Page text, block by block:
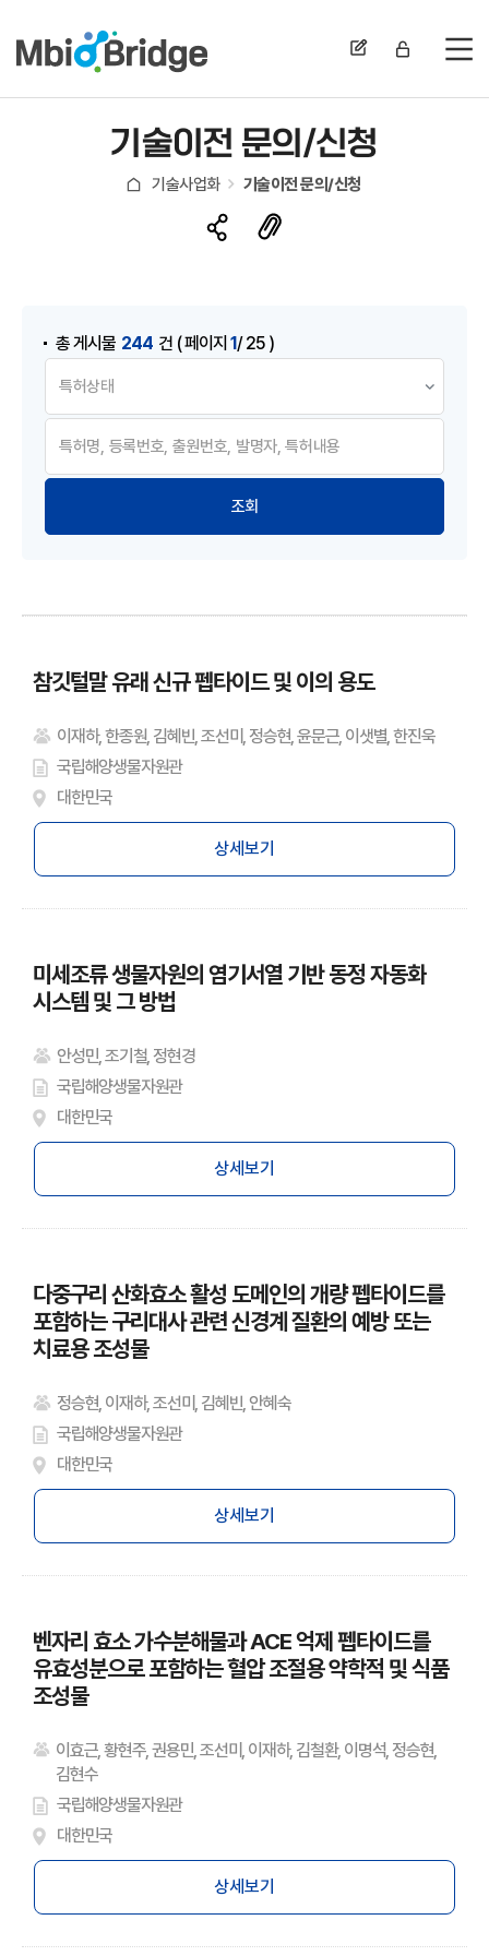
전
기술이전 문의/신청
기술사업화 기술이전 문의/신청
총 게시물 244 건 ( 페이지 1/ 25 )
참깃털말 유래 신규 펩타이드 및 이의 용도
이재하, 한종원, 김혜빈, 조선미, 정승현, 윤문근, 이샛별, 한진욱
국립해양생물자원관
대한민국
상세보기
미세조류 생물자원의 염기서열 기반 동정 자동화
시스템 및 그 방법
안성민, 조기철, 정현경
국립해양생물자원관
대한민국
상세보기
다중구리 산화효소 활성 도메인의 개량 펩타이드를
포함하는 구리대사 관련 신경계 질환의 예방 또는
치료용 조성물
정승현, 이재하, 조선미, 김혜빈, 안혜숙
국립해양생물자원관
대한민국
상세보기
벤자리 효소 가수분해물과 ACE 억제 펩타이드를
유효성분으로 포함하는 혈압 조절용 약학적 및 식품
조성물
이효근, 황현주, 권용민, 조선미, 이재하, 김철환, 이명석, 정승현,
김현수
국립해양생물자원관
대한민국
상세보기